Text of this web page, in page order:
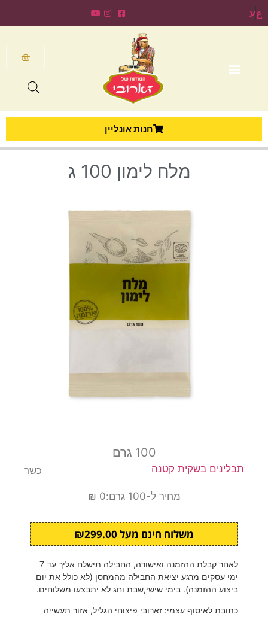
عע
חנות אונליין
מלח לימון 100 ג
100 גרם
תבלינים בשקית קטנה כשר
מחיר ל-100 גרם:0 ₪
משלוח חינם מעל ₪299.00
לאחר קבלת ההזמנה ואישורה, החבילה תישלח אליך עד 7
ימי עסקים מרגע יציאת החבילה מהמחסן (לא כולל את יום
ביצוע ההזמנה). בימי שישי,שבת וחג לא יתבצעו משלוחים.
כתובת לאיסוף עצמי: זארובי פיצוחי הגליל, אזור תעשייה